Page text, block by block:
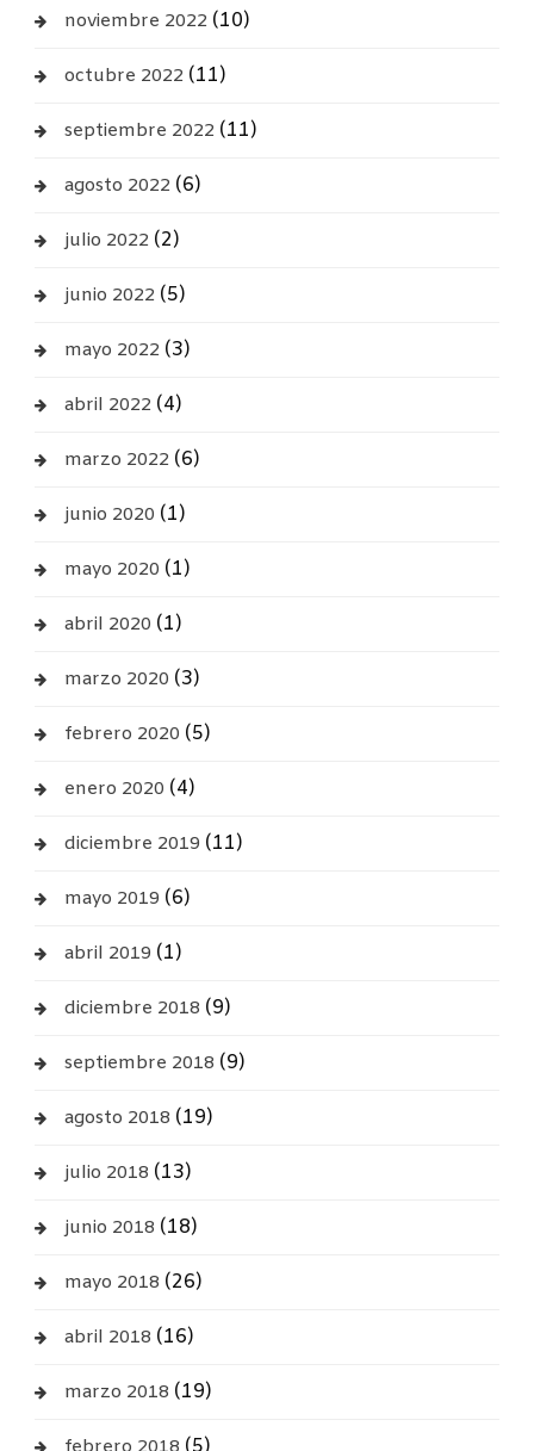
noviembre 2022 (10)
octubre 2022 (11)
septiembre 2022 (11)
agosto 2022 (6)
julio 2022 (2)
junio 2022 (5)
mayo 2022 (3)
abril 2022 (4)
marzo 2022 (6)
junio 2020 (1)
mayo 2020 (1)
abril 2020 (1)
marzo 2020 (3)
febrero 2020 (5)
enero 2020 (4)
diciembre 2019 (11)
mayo 2019 (6)
abril 2019 (1)
diciembre 2018 (9)
septiembre 2018 (9)
agosto 2018 (19)
julio 2018 (13)
junio 2018 (18)
mayo 2018 (26)
abril 2018 (16)
marzo 2018 (19)